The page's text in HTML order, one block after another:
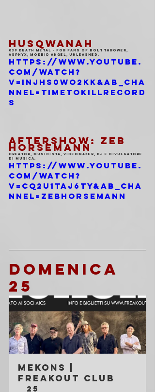
HUSQWANAH
039 death metal - for fans of Bolt Thrower,
Asphyx, Morbid Angel, Unleashed.
https://www.youtube.
com/watch?
v=InJHs0Wo2Kk&ab_cha
nnel=TimeToKillRecord
s
AFTERSHOW: ZEB
HORSEMANN
Creator, musicista, videomaker, dj e divulgatore
di musica.
https://www.youtube.
com/watch?
v=cQ2U1TAj6tY&ab_cha
nnel=ZebHorsemann
DOMENICA
25
MEKONS |
Freakout Club
25